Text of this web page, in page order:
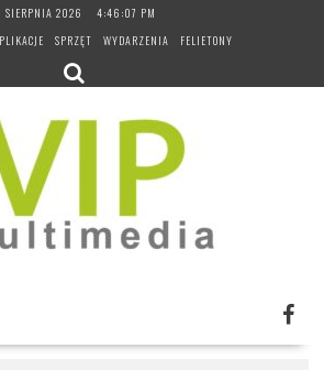
SIERPNIA 2026
4:46:08 PM
SPRZĘT WYDARZENIA FELIETONY